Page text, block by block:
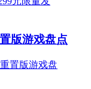
版游戏盘点